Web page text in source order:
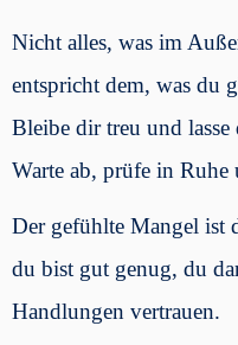
Nicht alles, was im
entspricht dem, was du
Bleibe dir treu und
Warte ab, prüfe in Ruhe
Der gefühlte Mangel ist
du bist gut genug, du
Handlungen vertrauen.